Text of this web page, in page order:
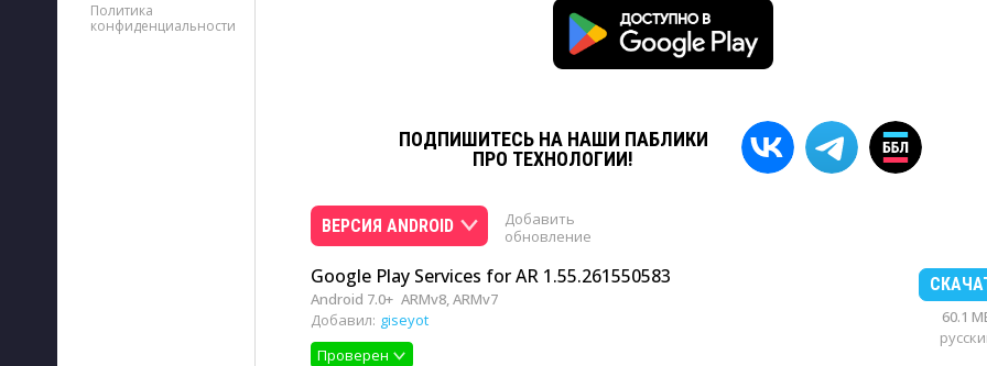
Политика
конфиденциальности
ПОДПИШИТЕСЬ НА НАШИ ПАБЛИКИ
ПРО ТЕХНОЛОГИИ!
ВЕРСИЯ ANDROID
Добавить
обновление
Google Play Services for AR 1.55.261550583
Android 7.0+ ARMv8, ARMv7
Добавил: giseyot
Проверен
60.1